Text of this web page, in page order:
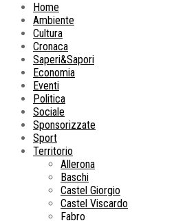
Home
Ambiente
Cultura
Cronaca
Saperi&Sapori
Economia
Eventi
Politica
Sociale
Sponsorizzate
Sport
Territorio
Allerona
Baschi
Castel Giorgio
Castel Viscardo
Fabro